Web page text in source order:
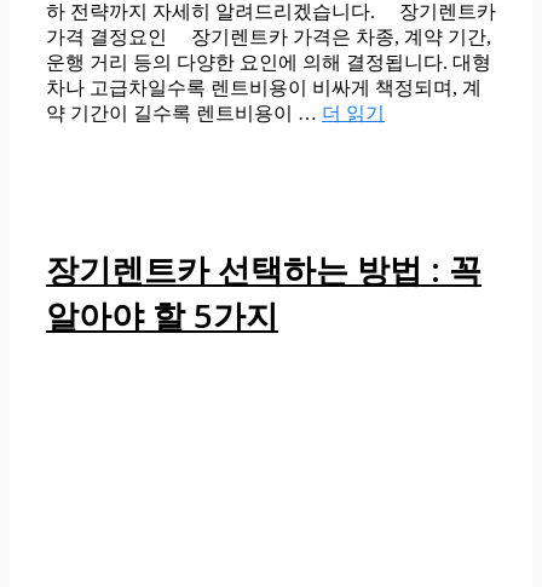
하 전략까지 자세히 알려드리겠습니다. 장기렌트카
가격 결정요인 장기렌트카 가격은 차종, 계약 기간,
운행 거리 등의 다양한 요인에 의해 결정됩니다. 대형
차나 고급차일수록 렌트비용이 비싸게 책정되며, 계
약 기간이 길수록 렌트비용이 … 더 읽기
장기렌트카 선택하는 방법 : 꼭
알아야 할 5가지